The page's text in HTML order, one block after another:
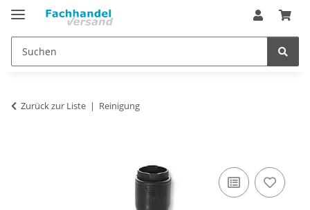
Zurück zur Liste Reinigung